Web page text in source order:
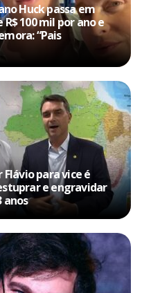
Huck passa em
100 mil por ano e
“Pais
Flávio para vice é
e engravidar
anos